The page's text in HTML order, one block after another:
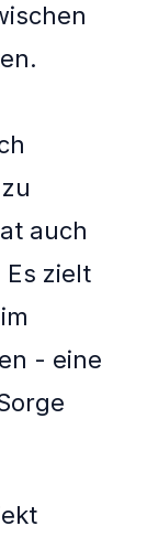
auch
Es zielt
- eine